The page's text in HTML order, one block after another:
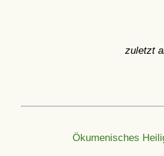
zuletzt
Ökumenisches